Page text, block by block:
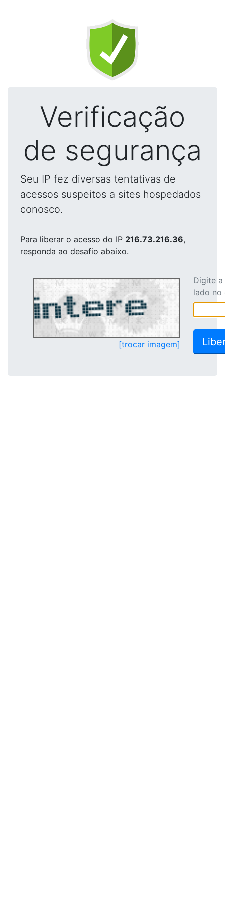
Verificação
de segurança
Seu IP fez diversas tentativas de
acessos suspeitos a sites hospedados
conosco.
Para liberar o acesso do IP 216.73.216.36,
responda ao desafio abaixo.
[trocar imagem]
Digite
lado no